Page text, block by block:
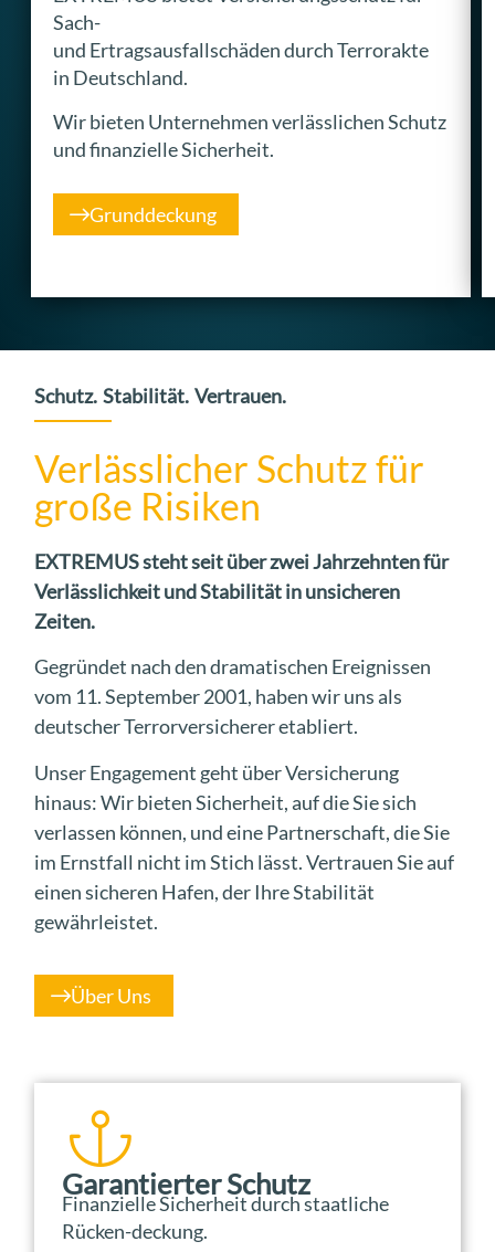
Sach-
und Ertragsausfallschäden durch Terrorakte
in Deutschland.
Wir bieten Unternehmen verlässlichen Schutz
und finanzielle Sicherheit.
Grunddeckung
Schutz. Stabilität. Vertrauen.
Verlässlicher Schutz für
große Risiken
EXTREMUS steht seit über zwei Jahrzehnten für
Verlässlichkeit und Stabilität in unsicheren
Zeiten.
Gegründet nach den dramatischen Ereignissen
vom 11. September 2001, haben wir uns als
deutscher Terrorversicherer etabliert.
Unser Engagement geht über Versicherung
hinaus: Wir bieten Sicherheit, auf die Sie sich
verlassen können, und eine Partnerschaft, die Sie
im Ernstfall nicht im Stich lässt. Vertrauen Sie auf
einen sicheren Hafen, der Ihre Stabilität
gewährleistet.
Über Uns
Garantierter Schutz
Finanzielle Sicherheit durch staatliche
Rücken-deckung.